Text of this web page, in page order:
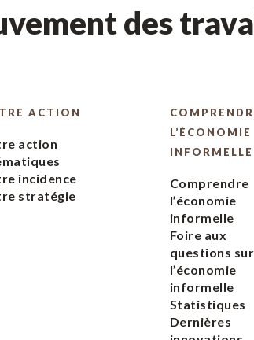
des
ACTION
action
incidence
stratégie
L’ÉCONOMIE
INFORMELLE
Comprendre
l’économie
informelle
Foire aux
questions sur
l’économie
informelle
Statistiques
Dernières